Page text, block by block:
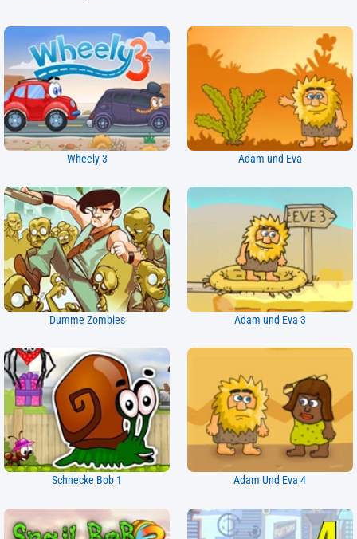
Wheely 3 Adam und Eva
Dumme Zombies Adam und Eva 3
Schnecke Bob 1 Adam Und Eva 4